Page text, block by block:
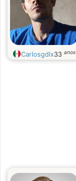
Carlosgdlx33 anos